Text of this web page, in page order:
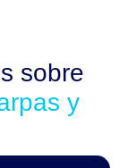
sobre
y